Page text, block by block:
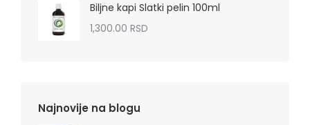
Biljne kapi Slatki pelin 100ml
1,300.00 RSD
Najnovije na blogu